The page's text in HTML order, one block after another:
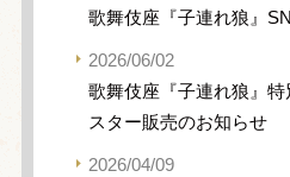
歌舞伎座『子連れ狼』
2026/06/02
歌舞伎座『子連れ狼』
スター販売のお知らせ
2026/04/09